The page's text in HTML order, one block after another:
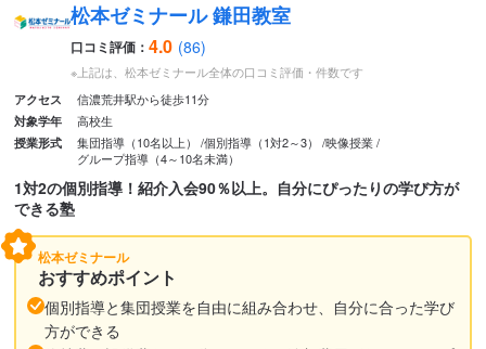
松本ゼミナール 鎌田教室
口コミ評価： 4.0 (86)
※上記は、松本ゼミナール全体の口コミ評価・件数です
アクセス 信濃荒井駅から徒歩11分
対象学年 高校生
授業形式 集団指導（10名以上） 個別指導（1対2～3）
映像授業
グループ指導（4～10名未満）
1対2の個別指導！紹介入会90％以上。自分にぴったりの学び方が
できる塾
松本ゼミナール
おすすめポイント
個別指導と集団授業を自由に組み合わせ、自分に合った学び
方ができる